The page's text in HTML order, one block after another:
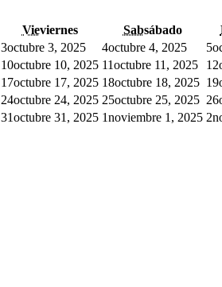
Vieviernes Sabsábado
3octubre 3, 2025 4octubre 4, 2025 5
10octubre 10, 2025 11octubre 11, 2025 12
17octubre 17, 2025 18octubre 18, 2025 19
24octubre 24, 2025 25octubre 25, 2025 26
31octubre 31, 2025 1noviembre 1, 2025 2